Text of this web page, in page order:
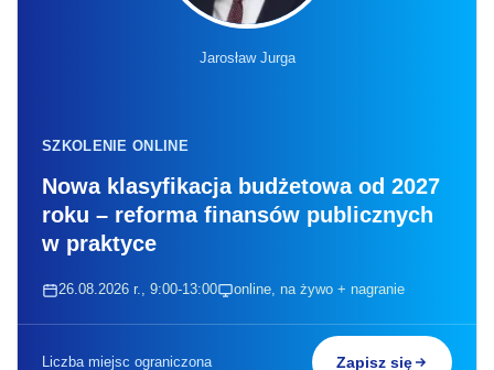
Jarosław Jurga
SZKOLENIE ONLINE
Nowa klasyfikacja budżetowa od 2027
roku – reforma finansów publicznych
w praktyce
26.08.2026 r., 9:00-13:00 online, na żywo + nagranie
Liczba miejsc ograniczona Zapisz się